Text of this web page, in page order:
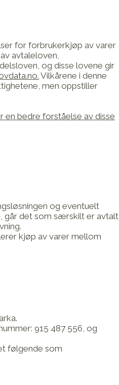
for forbrukerkjøp av varer
avtaleloven,
og disse lovene gir
Vilkårene i denne
men oppstiller
en bedre forståelse av disse
og eventuelt
går det som særskilt er avtalt
kjøp av varer mellom
915 487 556, og
følgende som